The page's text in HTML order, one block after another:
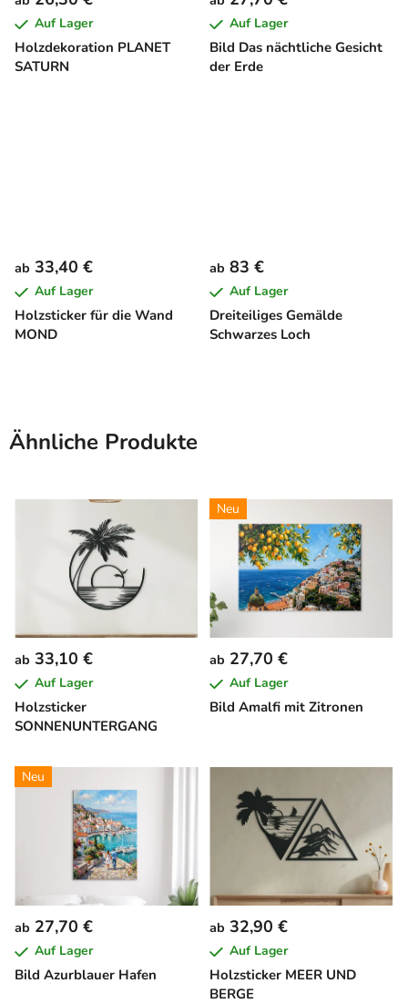
Holzdekoration PLANET
SATURN
Auf Lager
Bild Das nächtliche Gesicht
der Erde
Auf Lager
Holzsticker für die Wand
MOND
ab 33,40 €
Auf Lager
Dreiteiliges Gemälde
Schwarzes Loch
ab 83 €
Auf Lager
Ähnliche Produkte
Holzsticker
SONNENUNTERGANG
ab 33,10 €
Auf Lager
Neu
Bild Amalfi mit Zitronen
ab 27,70 €
Auf Lager
Neu
Bild Azurblauer Hafen
ab 27,70 €
Auf Lager
Holzsticker MEER UND
BERGE
ab 32,90 €
Auf Lager